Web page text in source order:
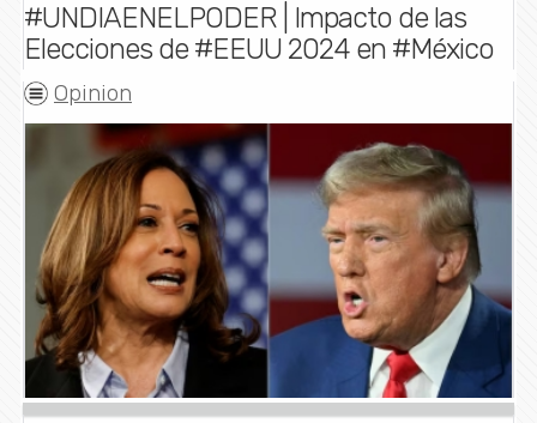
#UNDIAENELPODER | Impacto de las
Elecciones de #EEUU 2024 en #México
Opinion